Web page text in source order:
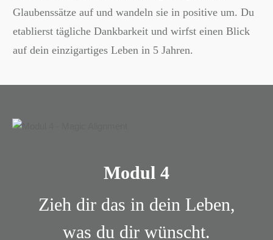
Glaubenssätze auf und wandeln sie in positive um. Du
etablierst tägliche Dankbarkeit und wirfst einen Blick
auf dein einzigartiges Leben in 5 Jahren.
Modul 4
Zieh dir das in dein Leben,
was du dir wünscht.